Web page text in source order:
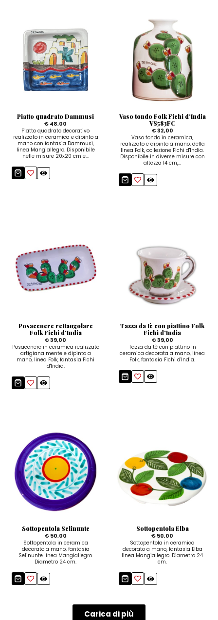
Piatto quadrato Dammusi
€ 48,00
Piatto quadrato decorativo
realizzato in ceramica e dipinto a
mano con fantasia Dammusi,
linea Mangiallegro. Disponibile
nelle misure 20x20 cm e...
Vaso tondo Folk Fichi d'India
VS583FC
€ 32,00
Vaso tondo in ceramica,
realizzato e dipinto a mano, della
linea Folk, collezione Fichi d'India.
Disponibile in diverse misure con
altezza 14 cm,...
Posacenere rettangolare
Folk Fichi d'India
€ 39,00
Posacenere in ceramica realizzato
artigianalmente e dipinto a
mano, linea Folk, fantasia Fichi
d'India.
Tazza da tè con piattino Folk
Fichi d'India
€ 39,00
Tazza da tè con piattino in
ceramica decorata a mano, linea
Folk, fantasia Fichi d'India.
Sottopentola Selinunte
€ 50,00
Sottopentola in ceramica
decorato a mano, fantasia
Selinunte linea Mangiallegro.
Diametro 24 cm.
Sottopentola Elba
€ 50,00
Sottopentola in ceramica
decorato a mano, fantasia Elba
linea Mangiallegro. Diametro 24
cm.
Carica di più